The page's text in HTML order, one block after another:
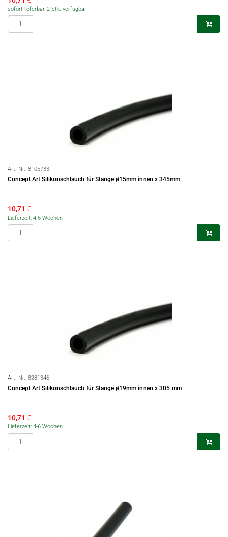
sofort lieferbar, 2 Stk. verfügbar
Art.-Nr.: 8105733
Concept Art Silikonschlauch für Stange ø15mm innen x 345mm
10,71 €
Lieferzeit: 4-6 Wochen
Art.-Nr.: 8281346
Concept Art Silikonschlauch für Stange ø19mm innen x 305 mm
10,71 €
Lieferzeit: 4-6 Wochen